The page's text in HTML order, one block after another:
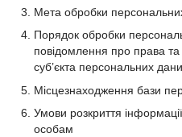
Мета обробки
Порядок обробки
повідомлення про права
суб’єкта персональних
Місцезнаходження бази
Умови розкриття
особам